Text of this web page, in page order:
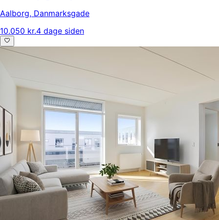
Aalborg, Danmarksgade
10.050 kr.4 dage siden